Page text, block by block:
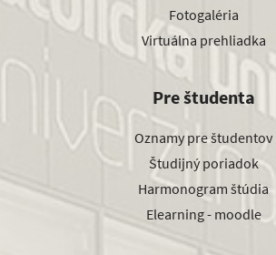
Fotogaléria
Virtuálna prehliadka
Pre študenta
Oznamy pre študentov
Študijný poriadok
Harmonogram štúdia
Elearning - moodle